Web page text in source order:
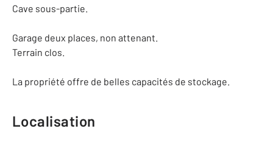
Cave sous-partie.
Garage deux places, non attenant.
Terrain clos.
La propriété offre de belles capacités de stockage.
Localisation